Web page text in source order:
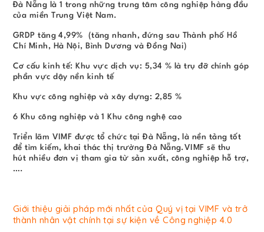
Đà Nẵng là 1 trong những trung tâm công nghiệp hàng đầu
của miền Trung Việt Nam.
GRDP tăng 4,99% (tăng nhanh, đứng sau Thành phố Hồ
Chí Minh, Hà Nội, Bình Dương và Đồng Nai)
Cơ cấu kinh tế: Khu vực dịch vụ: 5,34 % là trụ đỡ chính góp
phần vực dậy nền kinh tế
Khu vực công nghiệp và xây dựng: 2,85 %
6 Khu công nghiệp và 1 Khu công nghệ cao
Triển lãm VIMF được tổ chức tại Đà Nẵng, là nền tảng tốt
để tìm kiếm, khai thác thị trường Đà Nẵng.VIMF sẽ thu
hút nhiều đơn vị tham gia từ sản xuất, công nghiệp hỗ trợ,
….
Giới thiệu giải pháp mới nhất của Quý vị tại VIMF và trở
thành nhân vật chính tại sự kiện về Công nghiệp 4.0